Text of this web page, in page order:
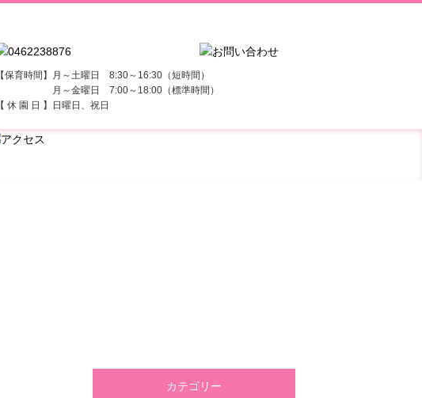
【保育時間】月～土曜日 8:30～16:30（短時間）
月～金曜日 7:00～18:00（標準時間）
【 休 園 日 】日曜日、祝日
カテゴリー